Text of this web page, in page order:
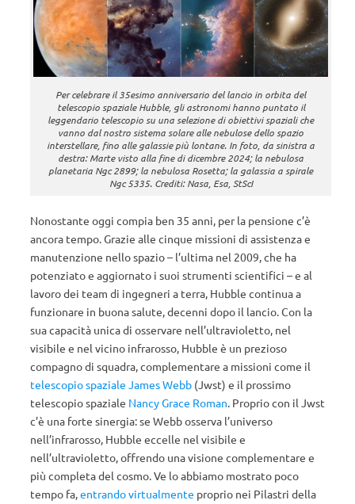
Per celebrare il 35esimo anniversario del lancio in orbita del
telescopio spaziale Hubble, gli astronomi hanno puntato il
leggendario telescopio su una selezione di obiettivi spaziali che
vanno dal nostro sistema solare alle nebulose dello spazio
interstellare, fino alle galassie più lontane. In foto, da sinistra a
destra: Marte visto alla fine di dicembre 2024; la nebulosa
planetaria Ngc 2899; la nebulosa Rosetta; la galassia a spirale
Ngc 5335. Crediti: Nasa, Esa, StScI
Nonostante oggi compia ben 35 anni, per la pensione c’è
ancora tempo. Grazie alle cinque missioni di assistenza e
manutenzione nello spazio – l’ultima nel 2009, che ha
potenziato e aggiornato i suoi strumenti scientifici – e al
lavoro dei team di ingegneri a terra, Hubble continua a
funzionare in buona salute, decenni dopo il lancio. Con la
sua capacità unica di osservare nell’ultravioletto, nel
visibile e nel vicino infrarosso, Hubble è un prezioso
compagno di squadra, complementare a missioni come il
telescopio spaziale James Webb (Jwst) e il prossimo
telescopio spaziale Nancy Grace Roman. Proprio con il Jwst
c’è una forte sinergia: se Webb osserva l’universo
nell’infrarosso, Hubble eccelle nel visibile e
nell’ultravioletto, offrendo una visione complementare e
più completa del cosmo. Ve lo abbiamo mostrato poco
tempo fa,entrando virtualmente proprio nei Pilastri della